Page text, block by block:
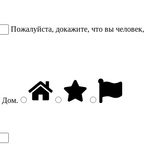
Пожалуйста, докажите, что вы человек,
Дом.